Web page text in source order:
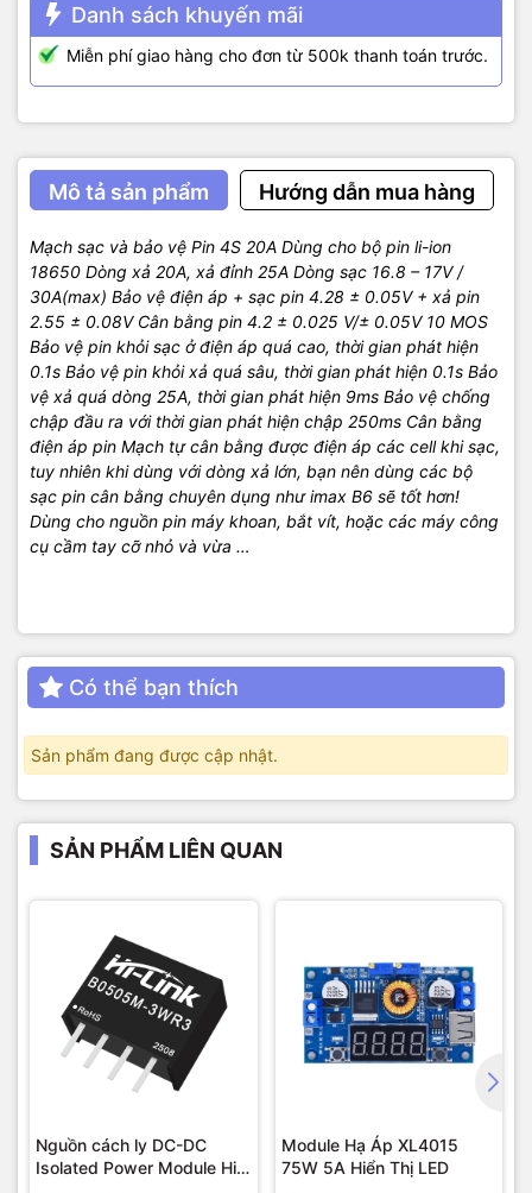
Danh sách khuyến mãi
Miễn phí giao hàng cho đơn từ 500k thanh toán trước.
Mô tả sản phẩm Hướng dẫn mua hàng
Mạch sạc và bảo vệ Pin 4S 20A Dùng cho bộ pin li-ion
18650 Dòng xả 20A, xả đỉnh 25A Dòng sạc 16.8 – 17V /
30A(max) Bảo vệ điện áp + sạc pin 4.28 ± 0.05V + xả pin
2.55 ± 0.08V Cân bằng pin 4.2 ± 0.025 V/± 0.05V 10 MOS
Bảo vệ pin khỏi sạc ở điện áp quá cao, thời gian phát hiện
0.1s Bảo vệ pin khỏi xả quá sâu, thời gian phát hiện 0.1s Bảo
vệ xả quá dòng 25A, thời gian phát hiện 9ms Bảo vệ chống
chập đầu ra với thời gian phát hiện chập 250ms Cân bằng
điện áp pin Mạch tự cân bằng được điện áp các cell khi sạc,
tuy nhiên khi dùng với dòng xả lớn, bạn nên dùng các bộ
sạc pin cân bằng chuyên dụng như imax B6 sẽ tốt hơn!
Dùng cho nguồn pin máy khoan, bắt vít, hoặc các máy công
cụ cầm tay cỡ nhỏ và vừa …
Có thể bạn thích
Sản phẩm đang được cập nhật.
SẢN PHẨM LIÊN QUAN
Nguồn cách ly DC-DC
Isolated Power Module Hi-
Module Hạ Áp XL4015
75W 5A Hiển Thị LED